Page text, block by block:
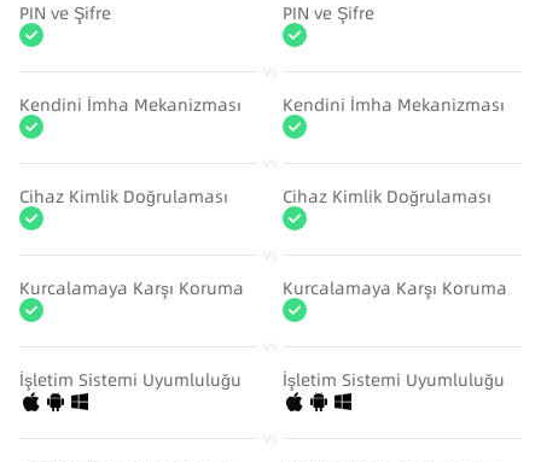
PIN ve Şifre PIN ve Şifre
vs
Kendini İmha Mekanizması Kendini İmha Mekanizması
vs
Cihaz Kimlik Doğrulaması Cihaz Kimlik Doğrulaması
vs
Kurcalamaya Karşı Koruma Kurcalamaya Karşı Koruma
vs
İşletim Sistemi Uyumluluğu İşletim Sistemi Uyumluluğu
vs